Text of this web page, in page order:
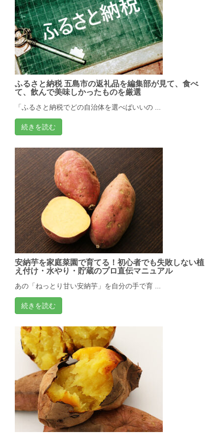
ふるさと納税 五島市の返礼品を編集部が見て、食べ
て、飲んで美味しかったものを厳選
「ふるさと納税でどの自治体を選べばいいの ...
続きを読む
安納芋を家庭菜園で育てる！初心者でも失敗しない植
え付け・水やり・貯蔵のプロ直伝マニュアル
あの「ねっとり甘い安納芋」を自分の手で育 ...
続きを読む